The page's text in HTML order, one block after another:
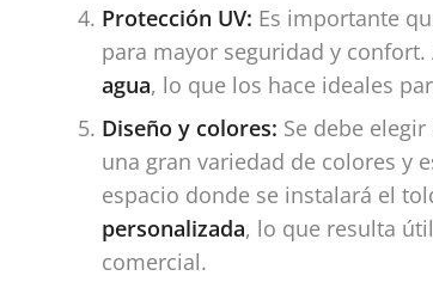
Protección UV: Es importante
para mayor seguridad y
agua, lo que los hace ideales
Diseño y colores: Se debe
una gran variedad de colores y
espacio donde se instalará el
personalizada, lo que resulta
comercial.